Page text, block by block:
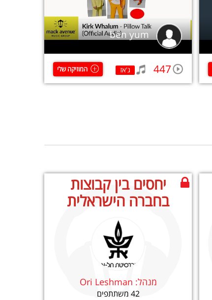
ben yum
447 ג'אז המוזיקה שלי
יחסים בין קבוצות
בחברה הישראלית
מנהל: Ori Leshman
42 משתתפים